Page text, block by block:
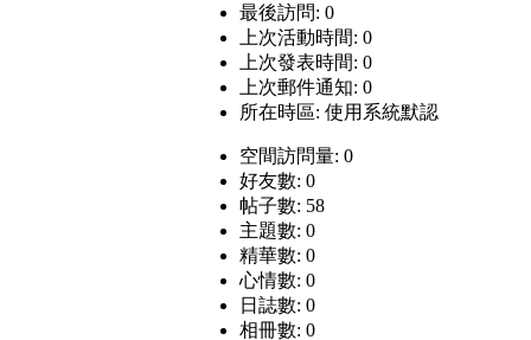
最後訪問: 0
上次活動時間: 0
上次發表時間: 0
上次郵件通知: 0
所在時區: 使用系統默認
空間訪問量: 0
好友數: 0
帖子數: 58
主題數: 0
精華數: 0
心情數: 0
日誌數: 0
相冊數: 0